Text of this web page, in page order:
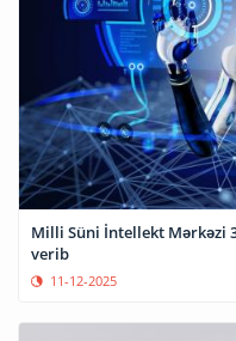
Milli Süni İntellekt Mərkəzi
verib
11-12-2025